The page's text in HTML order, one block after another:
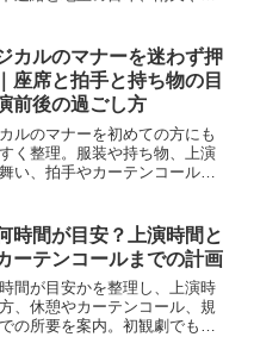
カルのマナーを迷わず押
座席と拍手と持ち物の目
前後の過ごし方
ルのマナーを初めての方にも
く整理。服装や持ち物、上演
い、拍手やカーテンコール、
時間が目安？上演時間と
ーテンコールまでの計画
間が目安かを整理し、上演時
、休憩やカーテンコール、規
の所要を案内。初観劇でも動